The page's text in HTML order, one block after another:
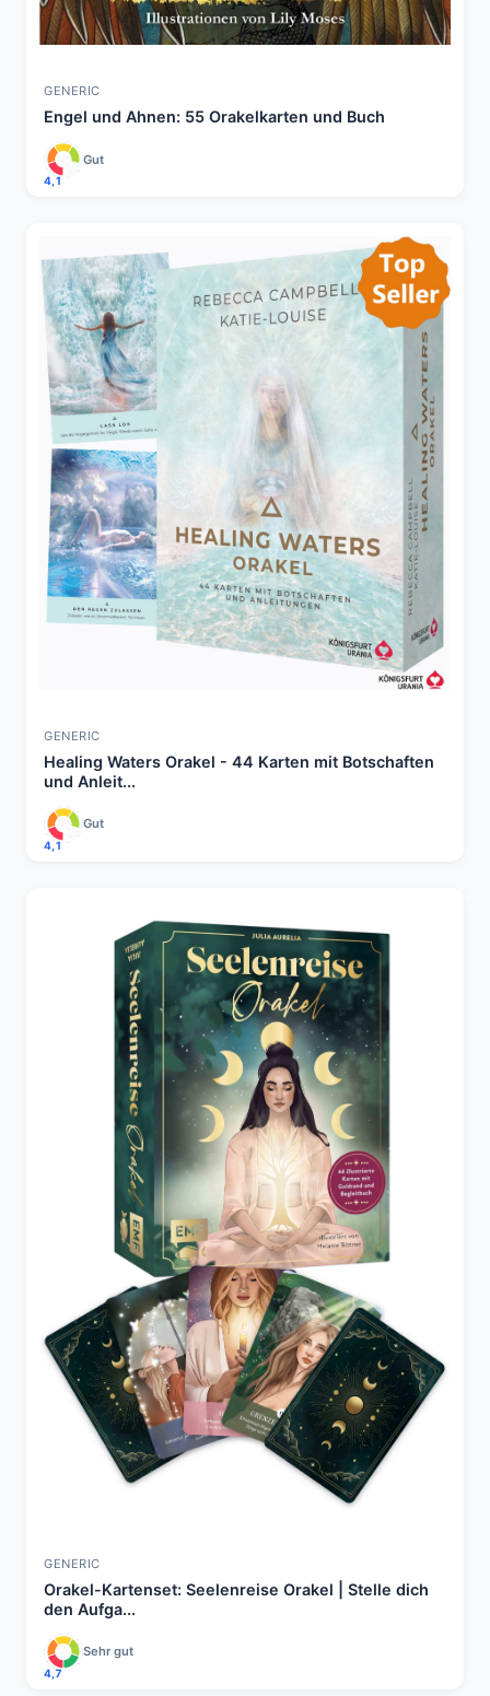
GENERIC
Engel und Ahnen: 55 Orakelkarten und Buch
4,1
Gut
GENERIC
Healing Waters Orakel - 44 Karten mit Botschaften
und Anleit...
4,1
Gut
GENERIC
Orakel-Kartenset: Seelenreise Orakel | Stelle dich
den Aufga...
4,7
Sehr gut